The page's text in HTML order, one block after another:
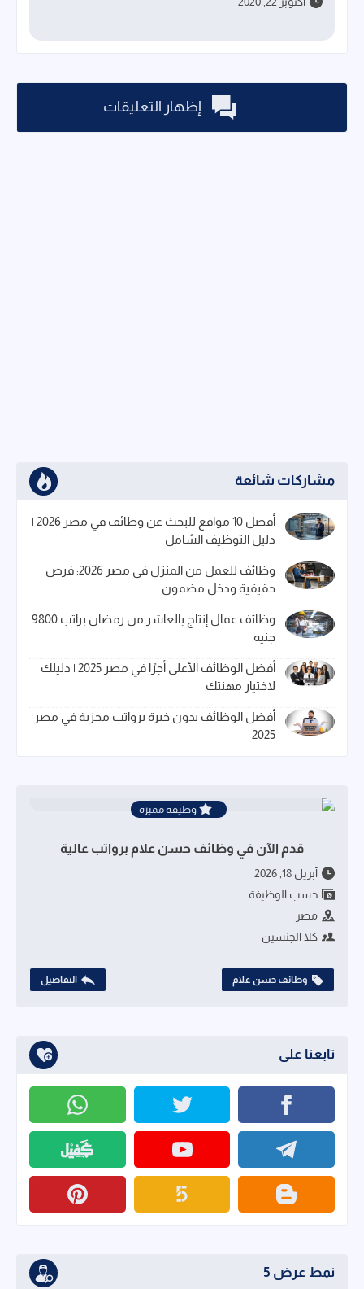
إظهار التعليقات
مشاركات شائعة
أفضل 10 مواقع للبحث عن وظائف في مصر 2026 |
دليل التوظيف الشامل
وظائف للعمل من المنزل في مصر 2026: فرص
حقيقية ودخل مضمون
وظائف عمال إنتاج بالعاشر من رمضان براتب 9800
جنيه
أفضل الوظائف الأعلى أجرًا في مصر 2025 | دليلك
لاختيار مهنتك
أفضل الوظائف بدون خبرة برواتب مجزية في مصر
2025
وظيفة مميزة
قدم الآن في وظائف حسن علام برواتب عالية
أبريل 18, 2026
حسب الوظيفة
مصر
كلا الجنسين
وظائف حسن علام التفاصيل
تابعنا على
نمط عرض 5